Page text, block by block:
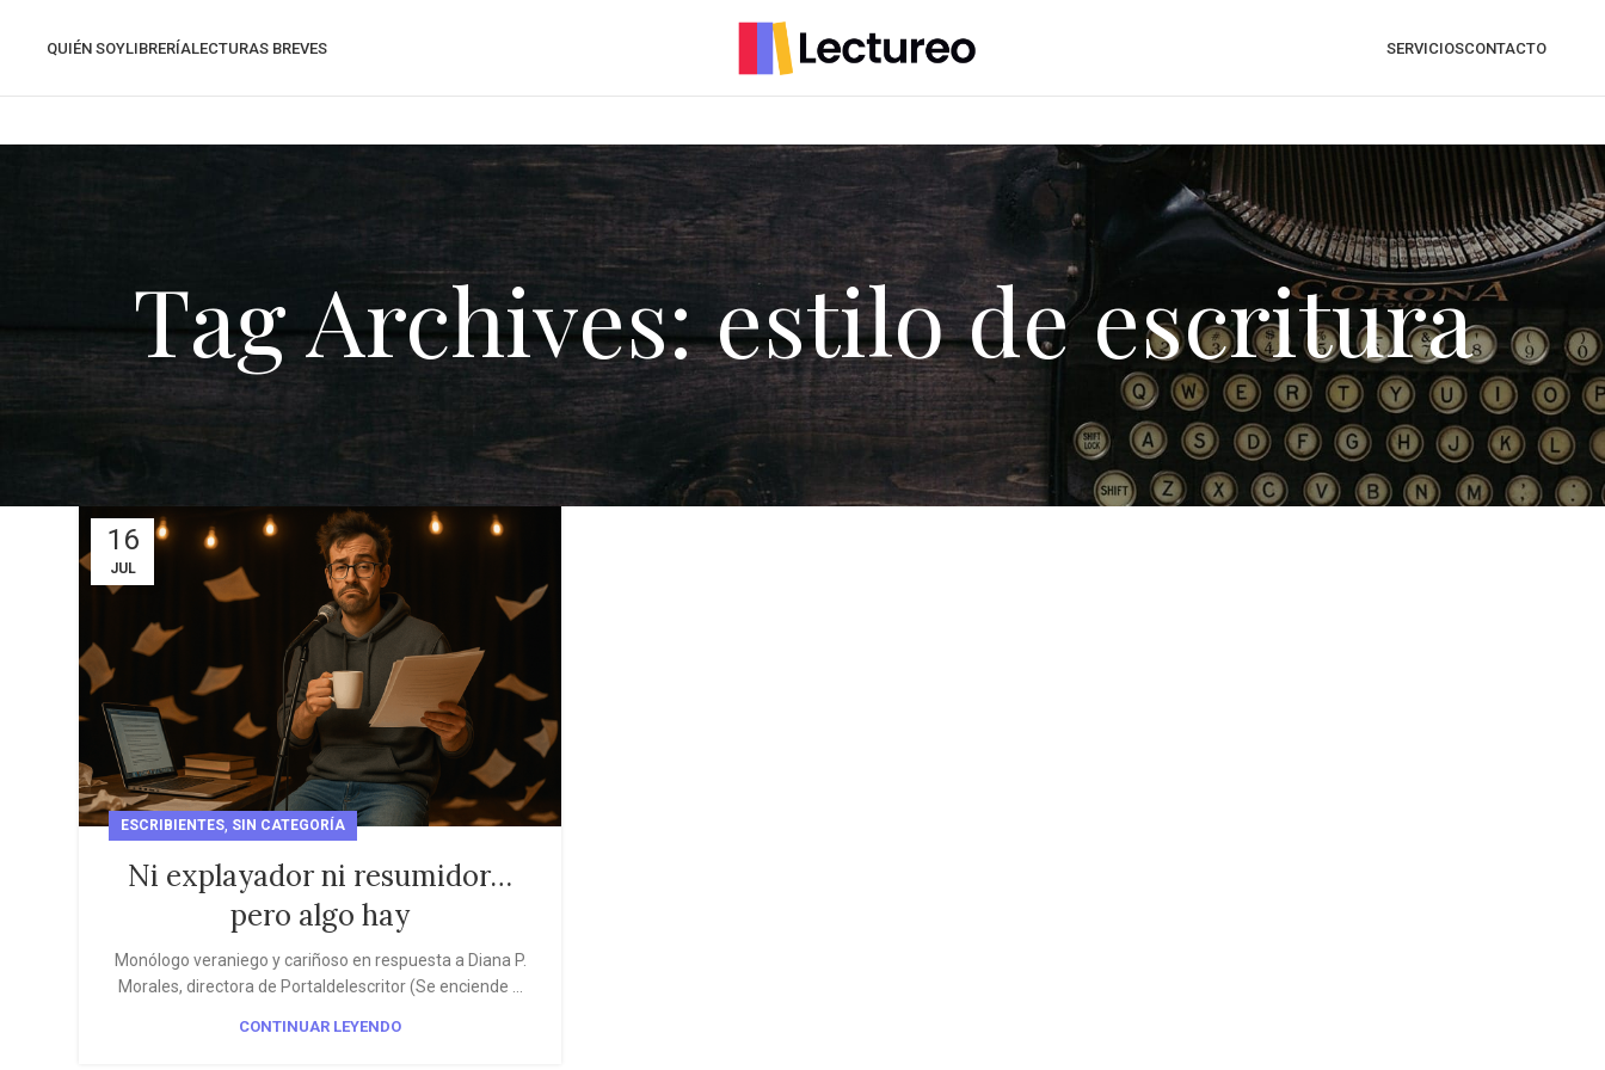
QUIÉN SOYLIBRERÍALECTURAS BREVES SERVICIOSCONTACTO
Tag Archives: estilo de escritura
16
JUL
ESCRIBIENTES, SIN CATEGORÍA
Ni explayador ni resumidor…
pero algo hay
Monólogo veraniego y cariñoso en respuesta a Diana P.
Morales, directora de Portaldelescritor (Se enciende ...
CONTINUAR LEYENDO